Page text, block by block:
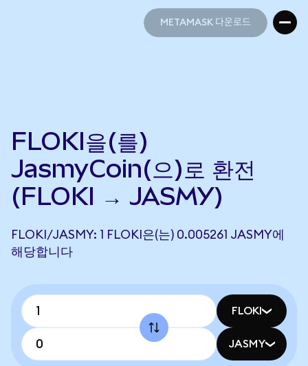
METAMASK 다운로드
FLOKI을(를)
JasmyCoin(으)로 환전
(FLOKI → JASMY)
FLOKI/JASMY: 1 FLOKI은(는) 0.005261 JASMY에
해당합니다
FLOKI
JASMY